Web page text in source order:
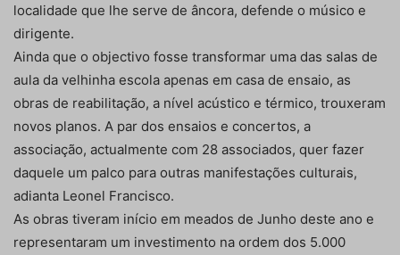
localidade que lhe serve de âncora, defende o músico e
dirigente.
Ainda que o objectivo fosse transformar uma das salas de
aula da velhinha escola apenas em casa de ensaio, as
obras de reabilitação, a nível acústico e térmico, trouxeram
novos planos. A par dos ensaios e concertos, a
associação, actualmente com 28 associados, quer fazer
daquele um palco para outras manifestações culturais,
adianta Leonel Francisco.
As obras tiveram início em meados de Junho deste ano e
representaram um investimento na ordem dos 5.000